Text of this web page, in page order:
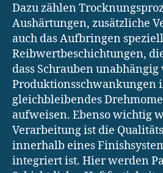
Dazu zählen
Aushärtungen, zusätzliche
auch das Aufbringen
Reibwertbeschichtungen,
dass Schrauben unabhängig
Produktionsschwankungen
gleichbleibendes
aufweisen. Ebenso wichtig
Verarbeitung ist die
innerhalb eines
integriert ist. Hier werden